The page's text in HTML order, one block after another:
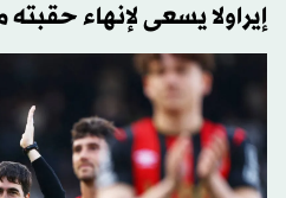
إيراولا يسعى لإنهاء